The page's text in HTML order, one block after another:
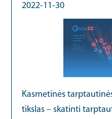
2022-11-30
Kasmetinės
tikslas – skatinti